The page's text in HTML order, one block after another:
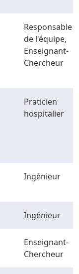
Responsable
de l'équipe,
Enseignant-
Chercheur
Praticien
hospitalier
Ingénieur
Ingénieur
Enseignant-
Chercheur